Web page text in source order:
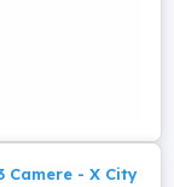
vecinatatea
compus din 3
open space
Camere - X City